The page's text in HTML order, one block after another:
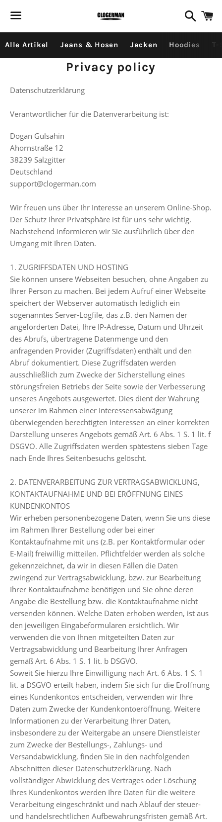
Search
Alle Artikel Jeans & Hosen Jacken Hoodies
Privacy policy
Datenschutzerklärung
Verantwortlicher für die Datenverarbeitung ist:
Dogan Gülsahin
Ahornstraße 12
38239 Salzgitter
Deutschland
support@clogerman.com
Wir freuen uns über Ihr Interesse an unserem Online-Shop.
Der Schutz Ihrer Privatsphäre ist für uns sehr wichtig.
Nachstehend informieren wir Sie ausführlich über den
Umgang mit Ihren Daten.
1. ZUGRIFFSDATEN UND HOSTING
Sie können unsere Webseiten besuchen, ohne Angaben zu
Ihrer Person zu machen. Bei jedem Aufruf einer Webseite
speichert der Webserver automatisch lediglich ein
sogenanntes Server-Logfile, das z.B. den Namen der
angeforderten Datei, Ihre IP-Adresse, Datum und Uhrzeit
des Abrufs, übertragene Datenmenge und den
anfragenden Provider (Zugriffsdaten) enthält und den
Abruf dokumentiert. Diese Zugriffsdaten werden
ausschließlich zum Zwecke der Sicherstellung eines
störungsfreien Betriebs der Seite sowie der Verbesserung
unseres Angebots ausgewertet. Dies dient der Wahrung
unserer im Rahmen einer Interessensabwägung
überwiegenden berechtigten Interessen an einer korrekten
Darstellung unseres Angebots gemäß Art. 6 Abs. 1 S. 1 lit. f
DSGVO. Alle Zugriffsdaten werden spätestens sieben Tage
nach Ende Ihres Seitenbesuchs gelöscht.
2. DATENVERARBEITUNG ZUR VERTRAGSABWICKLUNG,
KONTAKTAUFNAHME UND BEI ERÖFFNUNG EINES
KUNDENKONTOS
Wir erheben personenbezogene Daten, wenn Sie uns diese
im Rahmen Ihrer Bestellung oder bei einer
Kontaktaufnahme mit uns (z.B. per Kontaktformular oder
E-Mail) freiwillig mitteilen. Pflichtfelder werden als solche
gekennzeichnet, da wir in diesen Fällen die Daten
zwingend zur Vertragsabwicklung, bzw. zur Bearbeitung
Ihrer Kontaktaufnahme benötigen und Sie ohne deren
Angabe die Bestellung bzw. die Kontaktaufnahme nicht
versenden können. Welche Daten erhoben werden, ist aus
den jeweiligen Eingabeformularen ersichtlich. Wir
verwenden die von Ihnen mitgeteilten Daten zur
Vertragsabwicklung und Bearbeitung Ihrer Anfragen
gemäß Art. 6 Abs. 1 S. 1 lit. b DSGVO.
Soweit Sie hierzu Ihre Einwilligung nach Art. 6 Abs. 1 S. 1
lit. a DSGVO erteilt haben, indem Sie sich für die Eröffnung
eines Kundenkontos entscheiden, verwenden wir Ihre
Daten zum Zwecke der Kundenkontoeröffnung. Weitere
Informationen zu der Verarbeitung Ihrer Daten,
insbesondere zu der Weitergabe an unsere Dienstleister
zum Zwecke der Bestellungs-, Zahlungs- und
Versandabwicklung, finden Sie in den nachfolgenden
Abschnitten dieser Datenschutzerklärung. Nach
vollständiger Abwicklung des Vertrages oder Löschung
Ihres Kundenkontos werden Ihre Daten für die weitere
Verarbeitung eingeschränkt und nach Ablauf der steuer-
und handelsrechtlichen Aufbewahrungsfristen gemäß Art.